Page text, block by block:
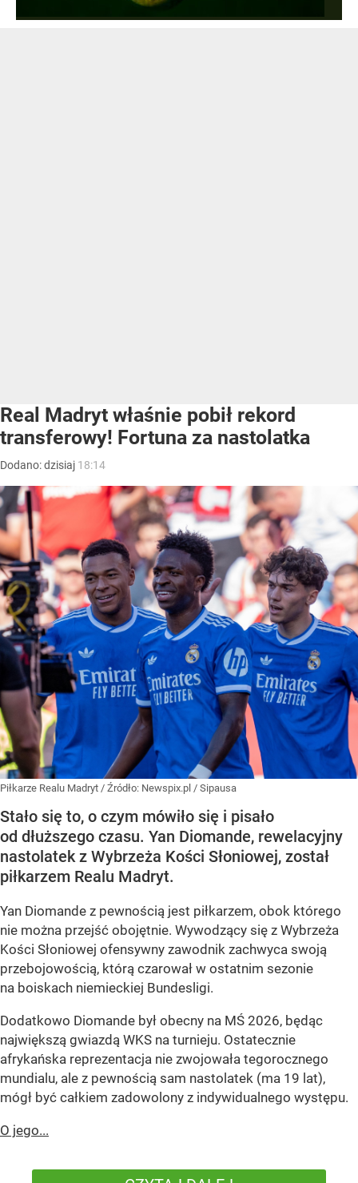
Real Madryt właśnie pobił rekord
transferowy! Fortuna za nastolatka
Dodano:dzisiaj 18:14
Piłkarze Realu Madryt / Źródło: Newspix.pl / Sipausa
Stało się to, o czym mówiło się i pisało
od dłuższego czasu. Yan Diomande, rewelacyjny
nastolatek z Wybrzeża Kości Słoniowej, został
piłkarzem Realu Madryt.
Yan Diomande z pewnością jest piłkarzem, obok którego
nie można przejść obojętnie. Wywodzący się z Wybrzeża
Kości Słoniowej ofensywny zawodnik zachwyca swoją
przebojowością, którą czarował w ostatnim sezonie
na boiskach niemieckiej Bundesligi.
Dodatkowo Diomande był obecny na MŚ 2026, będąc
największą gwiazdą WKS na turnieju. Ostatecznie
afrykańska reprezentacja nie zwojowała tegorocznego
mundialu, ale z pewnością sam nastolatek (ma 19 lat),
mógł być całkiem zadowolony z indywidualnego występu.
O jego...